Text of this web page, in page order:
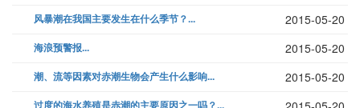
风暴潮在我国主要发生在什么季节？... 2015-05-20
海浪预警报... 2015-05-20
潮、流等因素对赤潮生物会产生什么影响... 2015-05-20
过度的海水养殖是赤潮的主要原因之一吗？...